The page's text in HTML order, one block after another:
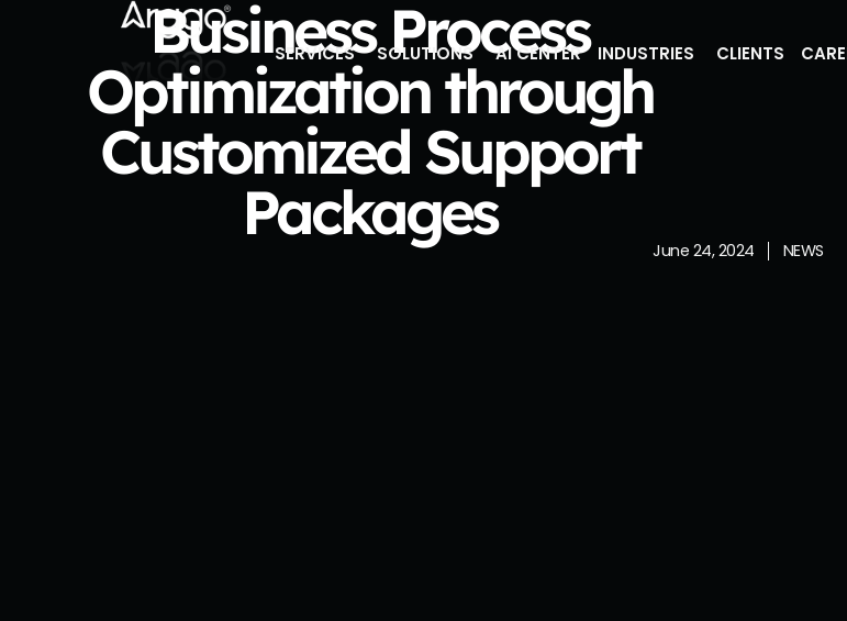
SERVICES SOLUTIONS AI CENTER INDUSTRIES CLIENTS
Business Process
Optimization through
Customized Support
Packages
June 24, 2024 NEWS